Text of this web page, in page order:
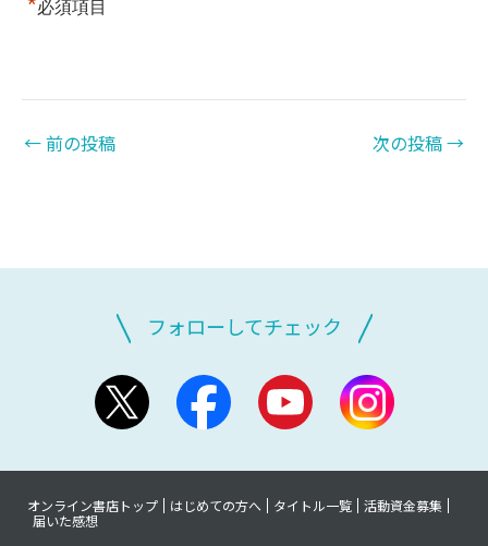
必須項目
←前の投稿 次の投稿→
フォローしてチェック
オンライン書店トップ はじめての方へ タイトル一覧
活動資金募集
届いた感想